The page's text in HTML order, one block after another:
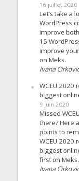
16 juillet 2020
Let’s take a
WordPress
improve
15
improve
on Meks.
Ivana Cirkovic
WCEU 2020
biggest
9 juin 2020
Missed
there? Here
points to
WCEU 2020
biggest
first on Meks.
Ivana Cirkovic